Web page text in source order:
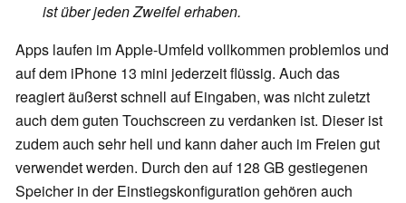
ist über jeden Zweifel erhaben.
Apps laufen im Apple-Umfeld vollkommen problemlos und
auf dem iPhone 13 mini jederzeit flüssig. Auch das
reagiert äußerst schnell auf Eingaben, was nicht zuletzt
auch dem guten Touchscreen zu verdanken ist. Dieser ist
zudem auch sehr hell und kann daher auch im Freien gut
verwendet werden. Durch den auf 128 GB gestiegenen
Speicher in der Einstiegskonfiguration gehören auch